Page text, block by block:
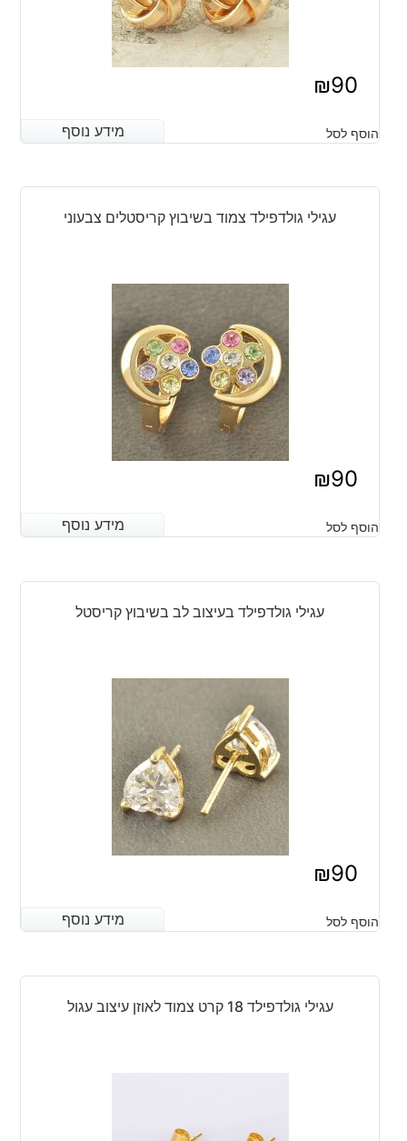
₪90
מידע נוסף הוסף לסל מידע נוסף
עגילי גולדפילד צמוד בשיבוץ קריסטלים צבעוני
₪90
מידע נוסף הוסף לסל מידע נוסף
עגילי גולדפילד בעיצוב לב בשיבוץ קריסטל
₪90
מידע נוסף הוסף לסל מידע נוסף
עגילי גולדפילד 18 קרט צמוד לאוזן עיצוב עגול